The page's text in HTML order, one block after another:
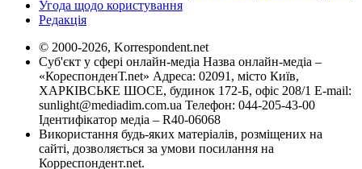
Угода щодо користування
Редакція
© 2000-2026, Korrespondent.net
Суб'єкт у сфері онлайн-медіа Назва онлайн-медіа –
«КореспонденТ.net» Адреса: 02091, місто Київ,
ХАРКІВСЬКЕ ШОСЕ, будинок 172-Б, офіс 208/1 E-mail:
sunlight@mediadim.com.ua Телефон: 044-205-43-00
Ідентифікатор медіа – R40-06068
Використання будь-яких матеріалів, розміщених на
сайті, дозволяється за умови посилання на
Корреспондент.net.